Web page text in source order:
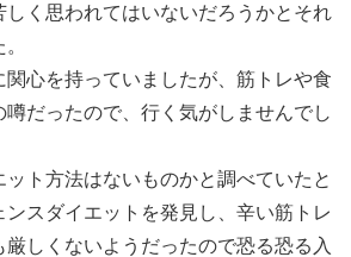
しく思われてはいないだろうかとそれ
心を持っていましたが、筋トレや食
だったので、行く気がしませんでし
ト方法はないものかと調べていたと
ンスダイエットを発見し、辛い筋トレ
しくないようだったので恐る恐る入